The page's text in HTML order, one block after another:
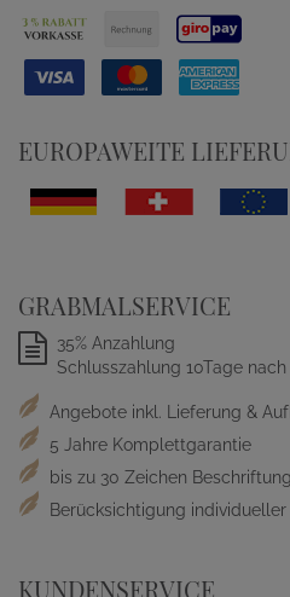
EUROPAWEITE
GRABMALSERVICE
35% Anzahlung
Schlusszahlung 10Tage
Angebote inkl. Lieferung &
5 Jahre Komplettgarantie
bis zu 30 Zeichen
Berücksichtigung
KUNDENSERVICE